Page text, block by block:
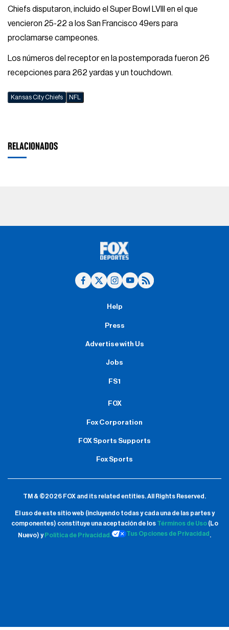
Chiefs disputaron, incluido el Super Bowl LVIII en el que
vencieron 25-22 a los San Francisco 49ers para
proclamarse campeones.
Los números del receptor en la postemporada fueron 26
recepciones para 262 yardas y un touchdown.
Kansas City Chiefs NFL
RELACIONADOS
Help
Press
Advertise with Us
Jobs
FS1
FOX
Fox Corporation
FOX Sports Supports
Fox Sports
TM & ©2026 FOX and its related entities.All Rights Reserved.
El uso de este sitio web (incluyendo todas y cada una de las partes y
componentes) constituye una aceptación de los Términos de Uso(Lo
Nuevo) y Política de Privacidad. Tus Opciones de Privacidad .